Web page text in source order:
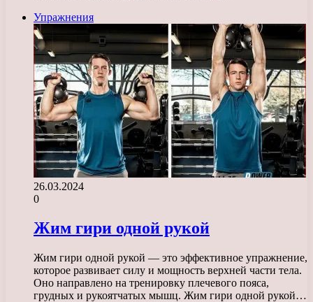
Упражнения
26.03.2024
0
Жим гири одной рукой
Жим гири одной рукой — это эффективное упражнение,
которое развивает силу и мощность верхней части тела.
Оно направлено на тренировку плечевого пояса,
грудных и рукоятчатых мышц. Жим гири одной рукой…